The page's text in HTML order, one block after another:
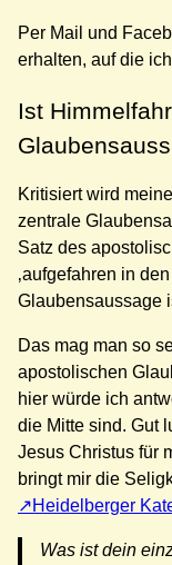
Per Mail und
erhalten, auf die
Ist
Kritisiert wird
zentrale
Satz des
‚aufgefahren in
Glaubensaussage
Das mag man so
apostolischen
hier würde ich
die Mitte sind. Gut
Jesus Christus für
bringt mir die
Heidelberger
Was ist dein